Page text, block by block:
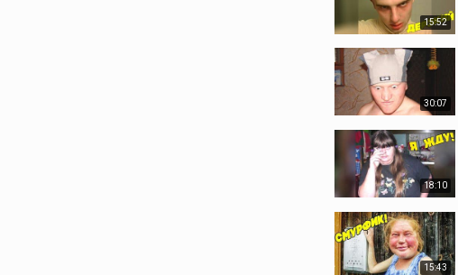
15:52
30:07
18:10
15:43